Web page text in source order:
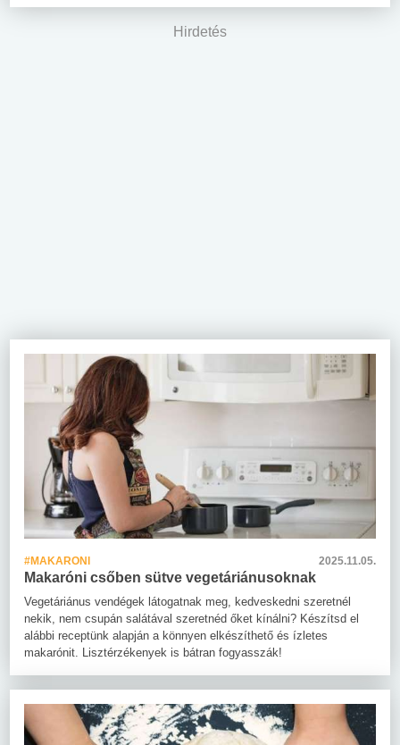
Hirdetés
#MAKARONI 2025.11.05.
Makaróni csőben sütve vegetáriánusoknak
Vegetáriánus vendégek látogatnak meg, kedveskedni szeretnél
nekik, nem csupán salátával szeretnéd őket kínálni? Készítsd el
alábbi receptünk alapján a könnyen elkészíthető és ízletes
makarónit. Lisztérzékenyek is bátran fogyasszák!